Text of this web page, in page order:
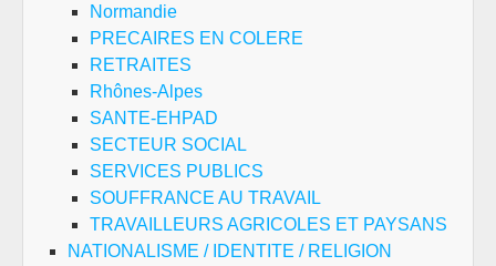
Normandie
PRECAIRES EN COLERE
RETRAITES
Rhônes-Alpes
SANTE-EHPAD
SECTEUR SOCIAL
SERVICES PUBLICS
SOUFFRANCE AU TRAVAIL
TRAVAILLEURS AGRICOLES ET PAYSANS
NATIONALISME / IDENTITE / RELIGION